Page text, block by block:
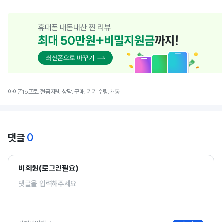
아이폰16프로, 현금지원, 상담, 구매, 기기 수령, 개통
댓글 0
비회원(로그인필요)